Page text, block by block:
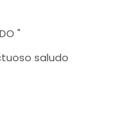
"
saludo